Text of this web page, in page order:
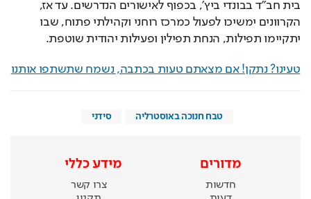
יתקיימו תפילות, הנחת תפילין ופעילות יהודית שוטפת.
טעינו? נתקן! אם מצאתם טעות בכתבה, נשמח שתשתפו אותנו
טבח חנוכה באוסטרליה סידני
מדורים
חדשות
מידע כללי
צרו קשר